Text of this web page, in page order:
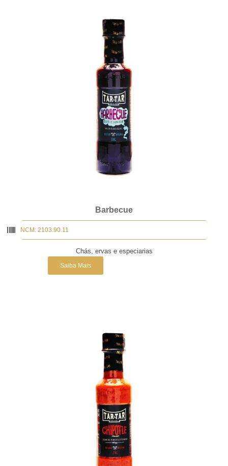
Barbecue
NCM: 2103.90.11
Chás, ervas e especiarias
Saiba Mais